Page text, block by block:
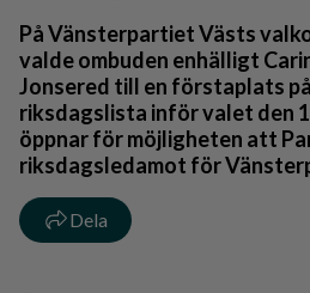
På Vänsterpartiet Västs
valde ombuden enhälligt
Jonsered till en förstaplats
riksdagslista inför valet den
öppnar för möjligheten att
riksdagsledamot för
Dela